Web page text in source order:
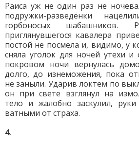
Раиса уж не один раз не
подружки-разведёнки
горбоносых шабашников.
приглянувшегося кавалера
постой не посмела и, видимо, у
сняла уголок для ночей утехи и
покровом ночи вернулась
долго, до изнеможения, пока
не заныли. Ударив локтем по
он при свете взглянул на
тело и жалобно заскулил,
ватными от страха.
4.